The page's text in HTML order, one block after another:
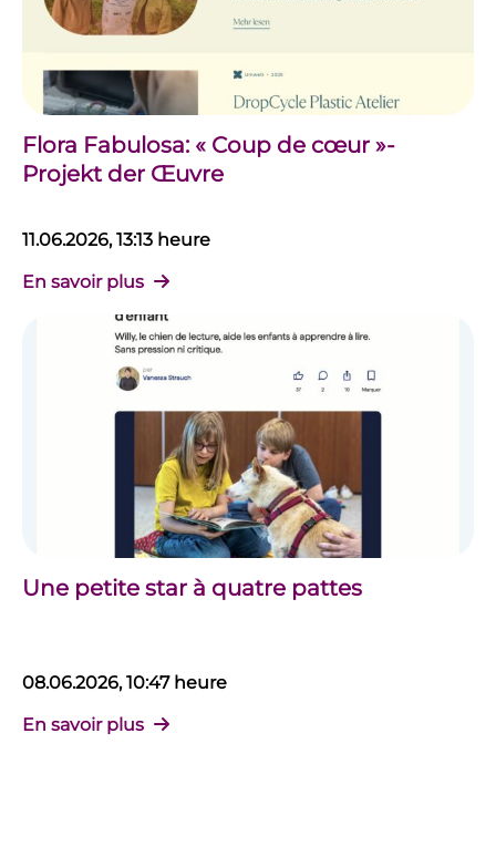
Flora Fabulosa: « Coup de cœur »-
Projekt der Œuvre
11.06.2026, 13:13 heure
En savoir plus
Une petite star à quatre pattes
08.06.2026, 10:47 heure
En savoir plus